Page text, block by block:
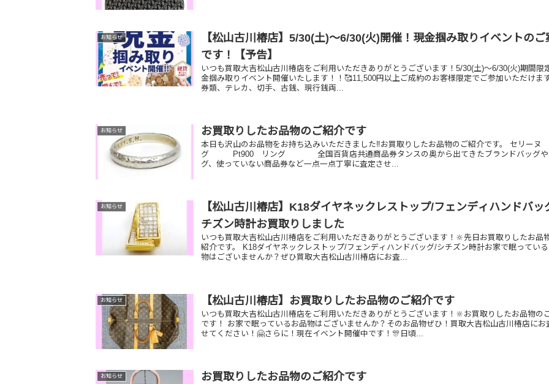
お知らせ
【松山古川椿店】5/30(土)～6/30(火)開催！現金掴み取りイベントのご
です！【予告】
いつも買取大吉松山古川椿店をご利用いただきありがとうございます！5/30(土)～6/30(火)期間限
金掴み取りイベント開催いたします！！🥰11,500円以上ご成約のお客様限定でご参加いただけま
券類、テレカ、切手、古銭、現行銭両...
お知らせ お買取りしたお品物のご紹介です
本日も沢山のお品物をお持ち込みいただきました‼️お買取りしたお品物のご紹介です。 セリーヌ
グ Pt900 リング 全国百貨店共通商品券タンスの奥から出てきたブランドバッグや
グ、使っていない商品券など一点一点丁寧に査定させ...
お知らせ
【松山古川椿店】K18ダイヤネックレストップ/フェンディハンドバッ
チズン時計お買取りしました
いつも買取大吉松山古川椿店をご利用いただきありがとうございます！🔆先日お買取りしたお品
紹介です。 K18ダイヤネックレストップ/フェンディハンドバッグ/シチズン時計お家で眠ってい
物はございませんか？ぜひ買取大吉松山古川椿店にお査...
お知らせ 【松山古川椿店】お買取りしたお品物のご紹介です
いつも買取大吉松山古川椿店をご利用いただきありがとうございます！🔆お買取りしたお品物の
です！ お家で眠っているお品物はございませんか？そのお品物ぜひ！買取大吉松山古川椿店にお
せてください！🤗さらに！現在イベント開催中です！🎊日頃...
お知らせ お買取りしたお品物のご紹介です